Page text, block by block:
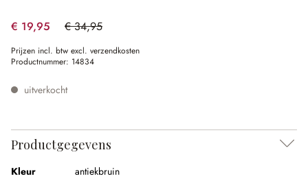
€ 19,95 € 34,95
(42.92% gespart)
Prijzen incl. btw excl. verzendkosten
Productnummer: 14834
uitverkocht
Productgegevens
Kleur
antiekbruin